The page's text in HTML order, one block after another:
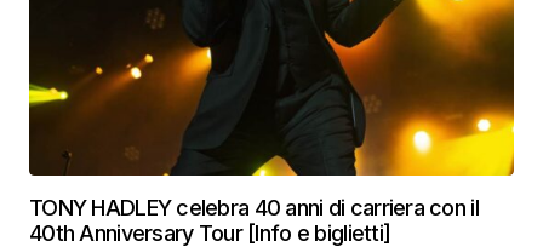
TONY HADLEY celebra 40 anni di carriera con il
40th Anniversary Tour [Info e biglietti]